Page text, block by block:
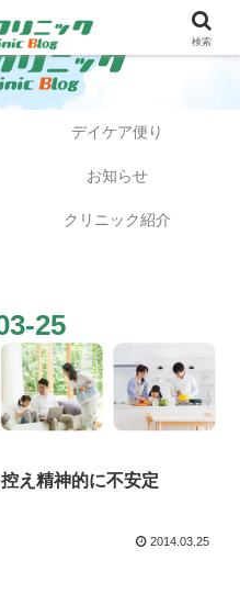
デイケア便り
お知らせ
クリニック紹介
25
え精神的に不安定
2014.03.25
検索